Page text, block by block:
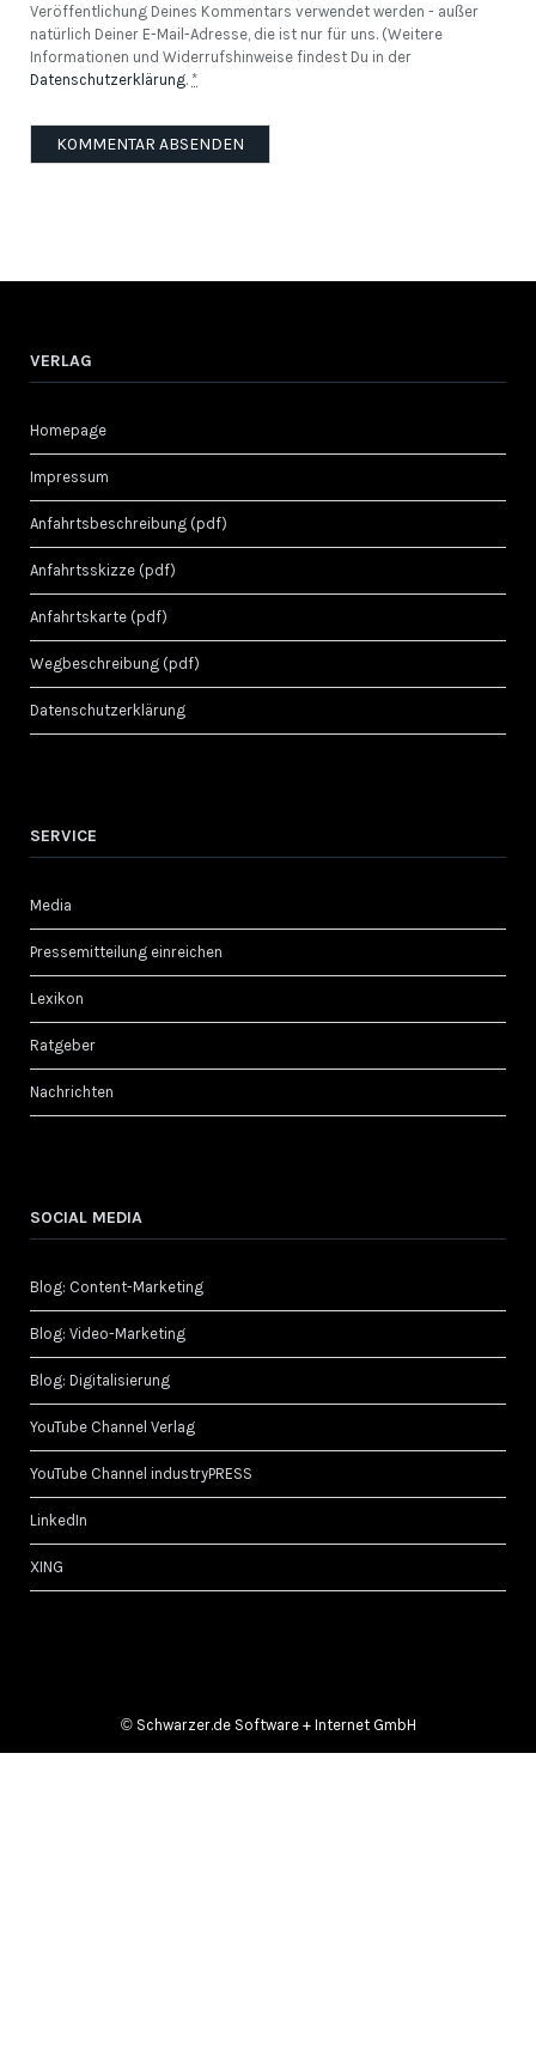
Veröffentlichung Deines Kommentars verwendet werden - außer
natürlich Deiner E-Mail-Adresse, die ist nur für uns. (Weitere
Informationen und Widerrufshinweise findest Du in der
Datenschutzerklärung. *
VERLAG
Homepage
Impressum
Anfahrtsbeschreibung (pdf)
Anfahrtsskizze (pdf)
Anfahrtskarte (pdf)
Wegbeschreibung (pdf)
Datenschutzerklärung
SERVICE
Media
Pressemitteilung einreichen
Lexikon
Ratgeber
Nachrichten
SOCIAL MEDIA
Blog: Content-Marketing
Blog: Video-Marketing
Blog: Digitalisierung
YouTube Channel Verlag
YouTube Channel industryPRESS
LinkedIn
XING
© Schwarzer.de Software + Internet GmbH